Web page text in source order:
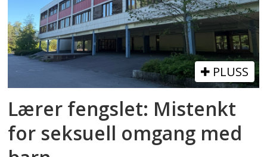
PLUSS
Lærer fengslet: Mistenkt
for seksuell omgang med